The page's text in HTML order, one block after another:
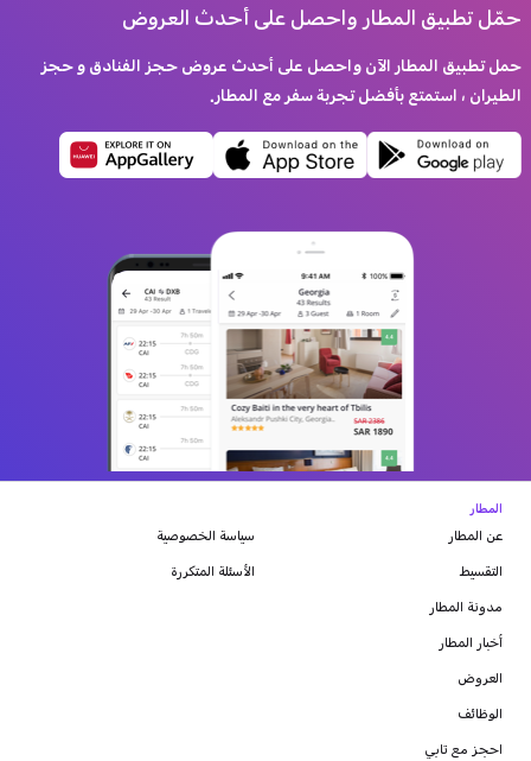
حمّل تطبيق المطار واحصل على أحدث العروض
حمل تطبيق المطار الآن واحصل على أحدث عروض حجز الفنادق و حجز
الطيران ، استمتع بأفضل تجربة سفر مع المطار.
المطار
عن المطار
التقسيط
مدونة المطار
أخبار المطار
العروض
الوظائف
احجز مع تابي
سياسة الخصوصية
الأسئلة المتكررة